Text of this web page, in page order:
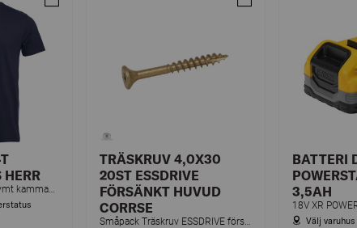
XL HERR
HERR
Jämför NEW CLASSIC-T MÖRKMARIN S HERR
TRÄSKRUV 4,0X30
20ST ESSDRIVE
FÖRSÄNKT HUVUD
CORRSE
Småpack Träskruv ESSDRIVE försänkt huvud, Corrseal
Jämför TRÄSKRUV
BATTERI
3,5AH
Välj